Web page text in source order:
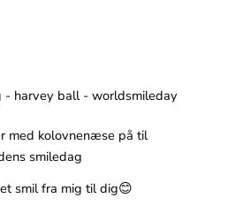
smil fra mig til dig😊